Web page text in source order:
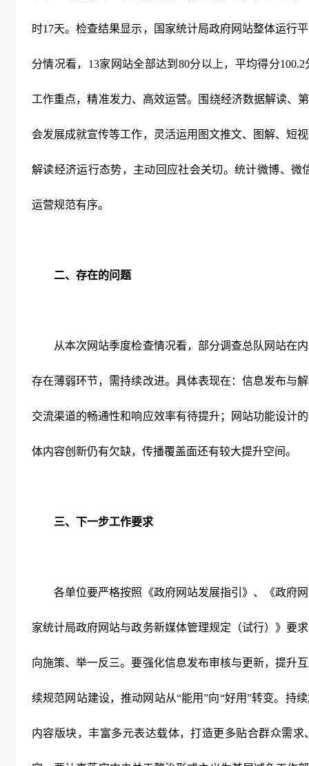
时17天。检查结果显示，国家统计局政府网站整体运行
分情况看， 13家网站全部达到 80分以上，平均得分100.2
工作重点，精准发力、高效运营。围绕经济数据解读、
会发展成就宣传等工作，灵活运用图文推文、图解、短
解读经济运行态势，主动回应社会关切。统计微博、微
运营规范有序。
二、存在的问题
从本次网站季度检查情况看，部分调查总队网站在内
存在薄弱环节，需持续改进。具体表现在：信息发布与
交流渠道的畅通性和响应效率有待提升；网站功能设计
体内容创新仍有欠缺，传播覆盖面还有较大提升空间。
三、下一步工作要求
各单位要严格按照《政府网站发展指引》、《政府网
家统计局政府网站与政务新媒体管理规定（试行）》要
向施策、举一反三。要强化信息发布审核与更新，提升
续规范网站建设，推动网站从“能用”向“好用”转变。持
内容版块，丰富多元表达载体，打造更多贴合群众需